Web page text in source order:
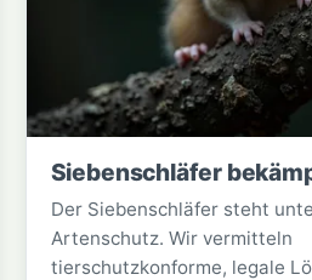
Siebenschläfer
Der Siebenschläfer steht
Artenschutz. Wir vermitteln
tierschutzkonforme, legale